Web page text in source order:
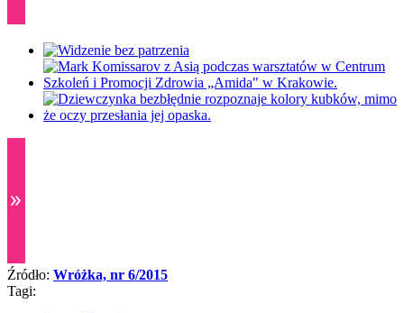
Źródło: Wróżka, nr 6/2015
Tagi: